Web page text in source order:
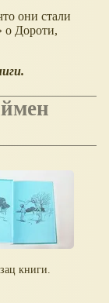
они стали
о Дороти,
книги.